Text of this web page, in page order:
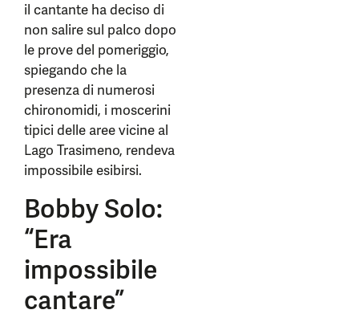
il cantante ha deciso di
non salire sul palco dopo
le prove del pomeriggio,
spiegando che la
presenza di numerosi
chironomidi, i moscerini
tipici delle aree vicine al
Lago Trasimeno, rendeva
impossibile esibirsi.
Bobby Solo:
“Era
impossibile
cantare”